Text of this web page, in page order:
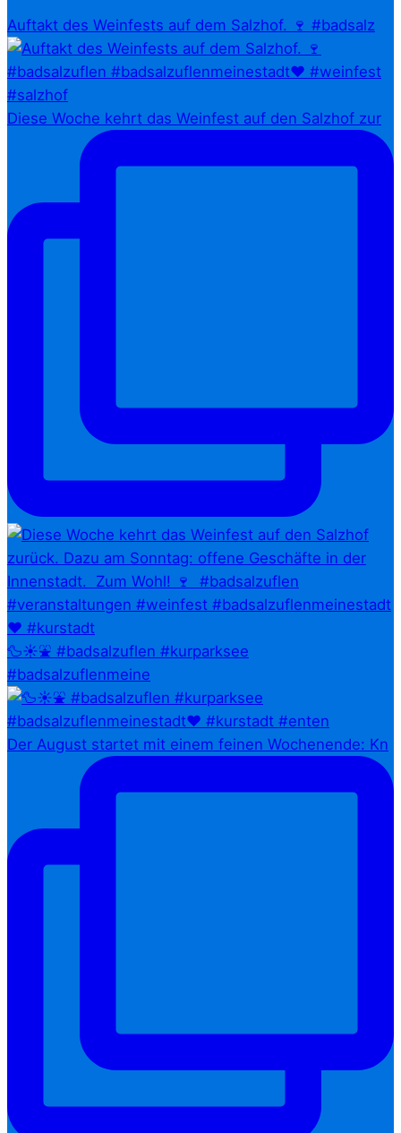
Auftakt des Weinfests auf dem Salzhof. 🍷 #badsalz
Diese Woche kehrt das Weinfest auf den Salzhof zur
🦆☀️⛲ #badsalzuflen #kurparksee
#badsalzuflenmeine
Der August startet mit einem feinen Wochenende: Kn